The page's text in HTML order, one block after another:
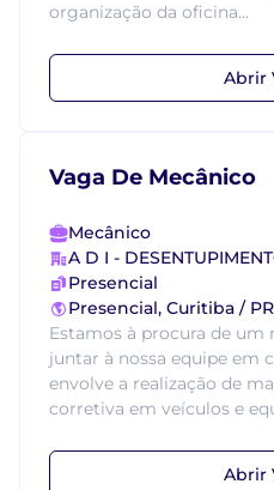
organização da oficina...
Abrir
Vaga De Mecânico
Mecânico
A D I -
Presencial
Presencial, Curitiba / PR
Estamos à procura de um
juntar à nossa equipe em
envolve a realização de
corretiva em veículos e
Abrir